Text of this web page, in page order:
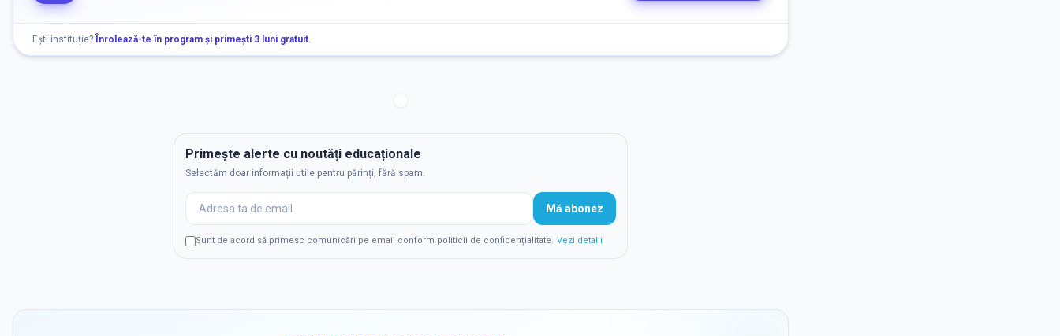
Ești instituție? Înrolează-te în program și primești 3 luni gratuit.
Primește alerte cu noutăți educaționale
Selectăm doar informații utile pentru părinți, fără spam.
Mă abonez
Sunt de acord să primesc comunicări pe email conform politicii de confidențialitate. Vezi detalii